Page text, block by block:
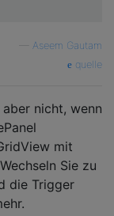
Aseem Gautam
quelle
nicht, wenn
mit
Sie zu
die Trigger